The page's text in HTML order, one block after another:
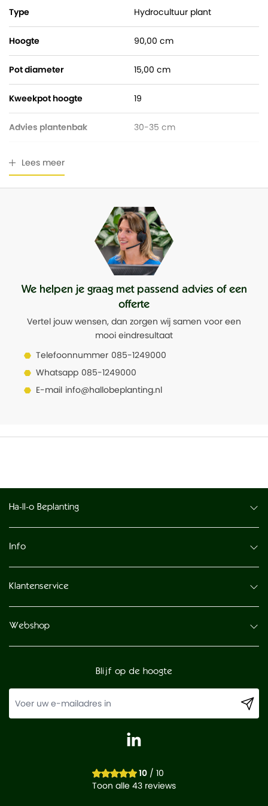
In winkelwagen
Type Hydrocultuur plant
Hoogte 90,00 cm
Pot diameter 15,00 cm
Kweekpot hoogte 19
Advies plantenbak 30-35 cm
Breedte 30
Lees meer
We helpen je graag met passend advies of een
offerte
Vertel jouw wensen, dan zorgen wij samen voor een
mooi eindresultaat
Telefoonnummer 085-1249000
Whatsapp 085-1249000
E-mail info@hallobeplanting.nl
Ha-ll-o Beplanting
Info
Klantenservice
Webshop
Blijf op de hoogte
10/ 10
Toon alle 43 reviews